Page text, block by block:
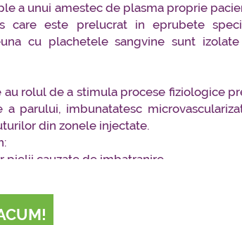
a unui amestec de plasma proprie
care este prelucrat in eprubete
cu plachetele sangvine sunt
rolul de a stimula procese fiziologice
parului, imbunatatesc
din zonele injectate.
pielii cauzate de imbatranire
de acnee